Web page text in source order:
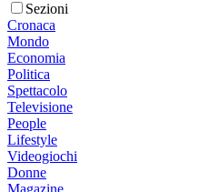
Sezioni
Cronaca
Mondo
Economia
Politica
Spettacolo
Televisione
People
Lifestyle
Videogiochi
Donne
Magazine